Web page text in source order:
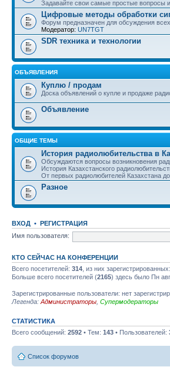
Задавайте свои самые простые вопросы
Цифровые методы обработки
Форум предназначен для обсуждения
Модератор: UN7TGT
SDR техника и технологии
ОБЪЯВЛЕНИЯ
Куплю / продам
Доска объявлений о купле и продаже
Объявление
ОБЩИЕ ТЕМЫ
История радиолюбительства в
Обсуждаются вопросы возникновения
История Казахстанского
От первых радиолюбителей Казахстана
Разное
ВХОД • РЕГИСТРАЦИЯ
Имя пользователя:
КТО СЕЙЧАС НА КОНФЕРЕНЦИИ
Всего посетителей: 314 , из них
Больше всего посетителей (2165) здесь было Пн
Зарегистрированные пользователи: нет
Легенда: Администраторы Супермодераторы
СТАТИСТИКА
Всего сообщений: 2592 • Тем: 143 • Пользователей:
Список форумов